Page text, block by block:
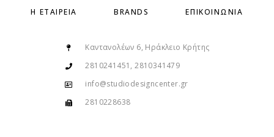
Η ΕΤΑΙΡΕΊΑ BRANDS ΕΠΙΚΟΙΝΩΝΊΑ
Καντανολέων 6, Ηράκλειο Κρήτης
2810241451, 2810341479
info@studiodesigncenter.gr
2810228638